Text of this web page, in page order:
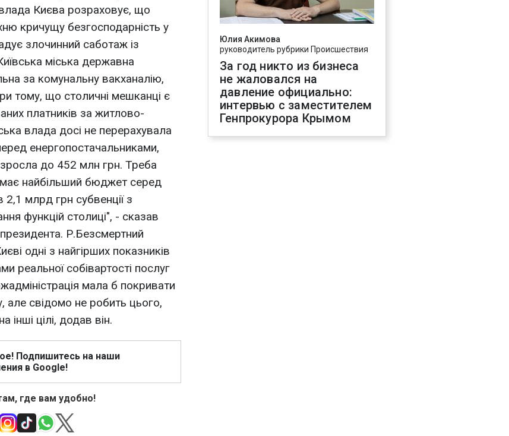
влада Києва розраховує, що
кричущу безгосподарність у
злочинний саботаж із
міська державна
за комунальну вакханалію,
тому, що столичні мешканці є
платників за житлово-
влада досі не перерахувала
енергопостачальниками,
до 452 млн грн. Треба
найбільший бюджет серед
2,1 млрд грн субвенції з
функцій столиці", - сказав
Р.Безсмертний
одні з найгірших показників
реальної собівартості послуг
мала б покривати
свідомо не робить цього,
цілі, додав він.
Подпишитесь на наши
в Google!
где вам удобно!
Юлия Акимова
руководитель рубрики Происшествия
За год никто из бизнеса
не жаловался на
давление официально:
интервью с заместителем
Генпрокурора Крымом